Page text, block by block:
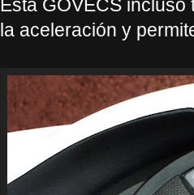
Esta GOVECS
la aceleración y